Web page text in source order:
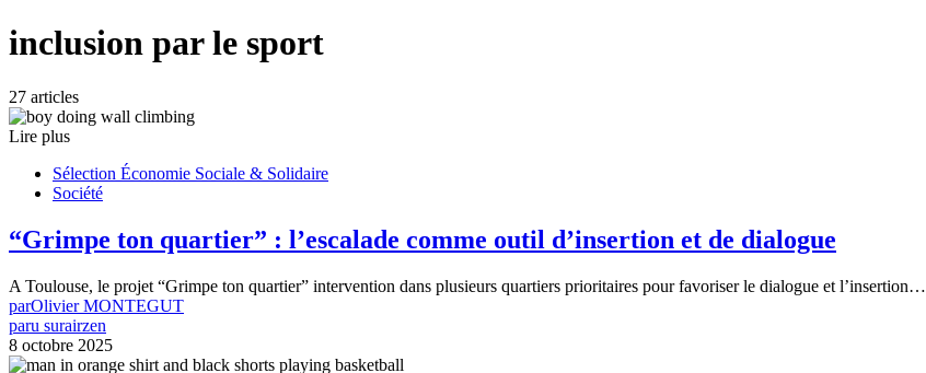
inclusion par le sport
27 articles
Lire plus
Sélection Économie Sociale & Solidaire
Société
“Grimpe ton quartier” : l’escalade comme outil d’insertion et de dialogue
A Toulouse, le projet “Grimpe ton quartier” intervention dans plusieurs quartiers prioritaires pour favoriser le dialogue et l’insertion…
parOlivier MONTEGUT
paru surairzen
8 octobre 2025